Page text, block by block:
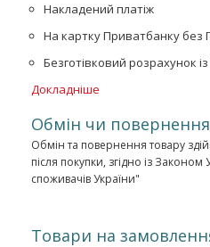
Накладений платіж
На картку Приватбанку без
Безготівковий розрахунок
Докладніше
Обмін чи повернення
Обмін та повернення товару
після покупки, згідно із
споживачів України"
Товари на